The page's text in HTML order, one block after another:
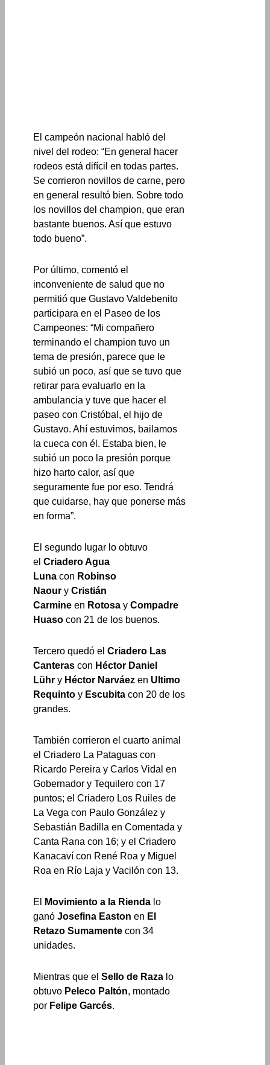
El campeón nacional habló del
nivel del rodeo: “En general hacer
rodeos está difícil en todas partes.
Se corrieron novillos de carne, pero
en general resultó bien. Sobre todo
los novillos del champion, que eran
bastante buenos. Así que estuvo
todo bueno”.
Por último, comentó el
inconveniente de salud que no
permitió que Gustavo Valdebenito
participara en el Paseo de los
Campeones: “Mi compañero
terminando el champion tuvo un
tema de presión, parece que le
subió un poco, así que se tuvo que
retirar para evaluarlo en la
ambulancia y tuve que hacer el
paseo con Cristóbal, el hijo de
Gustavo. Ahí estuvimos, bailamos
la cueca con él. Estaba bien, le
subió un poco la presión porque
hizo harto calor, así que
seguramente fue por eso. Tendrá
que cuidarse, hay que ponerse más
en forma”.
El segundo lugar lo obtuvo
elCriadero Agua
Luna con Robinso
NaouryCristián
Carmine en RotosayCompadre
Huasocon 21 de los buenos.
Tercero quedó elCriadero Las
Canterascon Héctor Daniel
Lühry Héctor Narváezen Ultimo
Requintoy Escubitacon 20 de los
grandes.
También corrieron el cuarto animal
el Criadero La Pataguas con
Ricardo Pereira y Carlos Vidal en
Gobernador y Tequilero con 17
puntos; el Criadero Los Ruiles de
La Vega con Paulo González y
Sebastián Badilla en Comentada y
Canta Rana con 16; y el Criadero
Kanacaví con René Roa y Miguel
Roa en Río Laja y Vacilón con 13.
El Movimiento a la Rienda lo
ganóJosefina Eastonen El
Retazo Sumamentecon 34
unidades.
Mientras que elSello de Raza lo
obtuvo Peleco Paltón, montado
por Felipe Garcés.